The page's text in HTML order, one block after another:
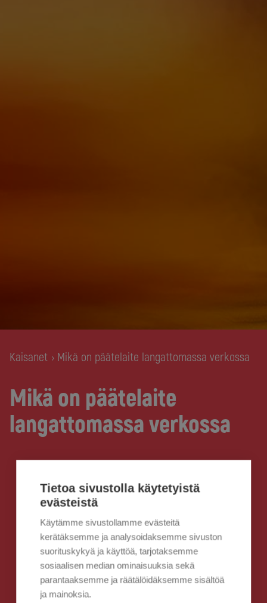
Kaisanet › Mikä on päätelaite langattomassa verkossa
Mikä on päätelaite
langattomassa verkossa
Tietoa sivustolla käytetyistä
evästeistä
Käytämme sivustollamme evästeitä
kerätäksemme ja analysoidaksemme sivuston
suorituskykyä ja käyttöä, tarjotaksemme
sosiaalisen median ominaisuuksia sekä
parantaaksemme ja räätälöidäksemme sisältöä
ja mainoksia.